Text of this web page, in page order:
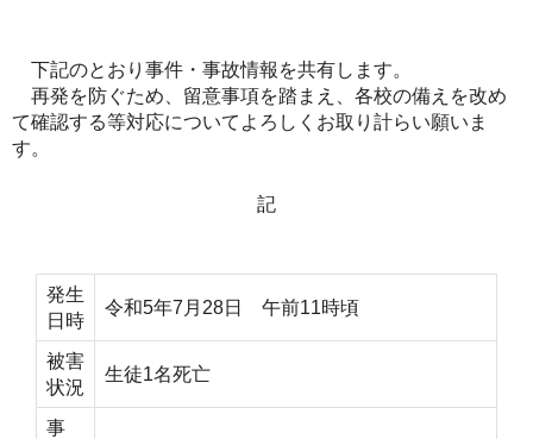
下記のとおり事件・事故情報を共有します。
再発を防ぐため、留意事項を踏まえ、各校の備えを改め
て確認する等対応についてよろしくお取り計らい願いま
す。
記
発生
日時
令和5年7月28日 午前11時頃
被害
状況
生徒1名死亡
事